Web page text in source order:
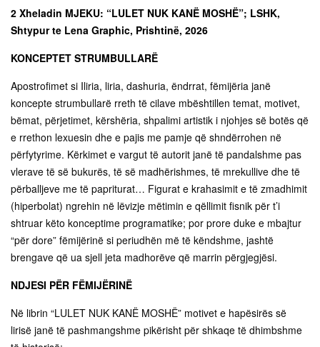
2 Xheladin MJEKU: “LULET NUK KANË MOSHË”; LSHK,
Shtypur te Lena Graphic, Prishtinë, 2026
KONCEPTET STRUMBULLARË
Apostrofimet si Iliria, liria, dashuria, ëndrrat, fëmijëria janë
koncepte strumbullarë rreth të cilave mbështillen temat, motivet,
bëmat, përjetimet, kërshëria, shpalimi artistik i njohjes së botës që
e rrethon lexuesin dhe e pajis me pamje që shndërrohen në
përfytyrime. Kërkimet e vargut të autorit janë të pandalshme pas
vlerave të së bukurës, të së madhërishmes, të mrekullive dhe të
përballjeve me të papriturat… Figurat e krahasimit e të zmadhimit
(hiperbolat) ngrehin në lëvizje mëtimin e qëllimit fisnik për t’i
shtruar këto konceptime programatike; por prore duke e mbajtur
“për dore” fëmijërinë si periudhën më të këndshme, jashtë
brengave që ua sjell jeta madhorëve që marrin përgjegjësi.
NDJESI PËR FËMIJËRINË
Në librin “LULET NUK KANË MOSHË” motivet e hapësirës së
lirisë janë të pashmangshme pikërisht për shkaqe të dhimbshme